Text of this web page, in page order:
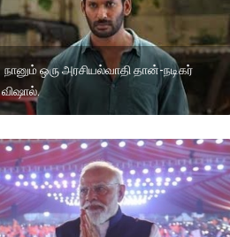
நானும் ஒரு அரசியல்வாதி தான்-நடிகர்
விஷால்.